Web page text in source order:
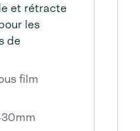
et rétracte
les
de
film